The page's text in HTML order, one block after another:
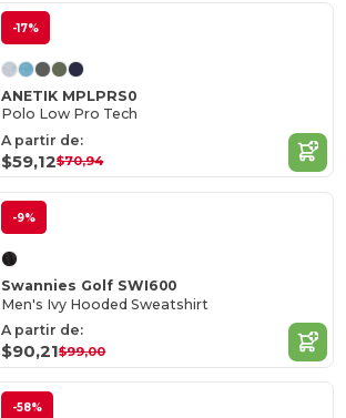
-17%
ANETIK MPLPRS0
Polo Low Pro Tech
A partir de:
$59,12$70,94
-9%
Swannies Golf SWI600
Men's Ivy Hooded Sweatshirt
A partir de:
$90,21$99,00
-58%